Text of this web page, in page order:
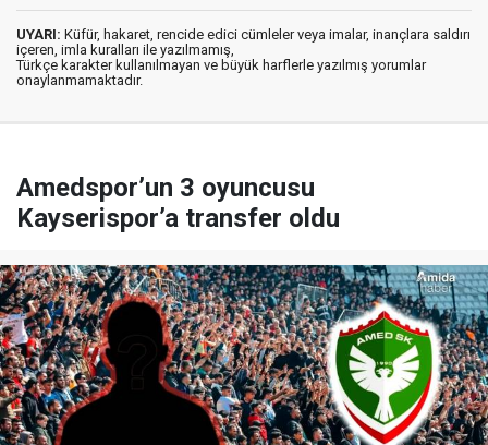
UYARI: Küfür, hakaret, rencide edici cümleler veya imalar, inançlara saldırı
içeren, imla kuralları ile yazılmamış,
Türkçe karakter kullanılmayan ve büyük harflerle yazılmış yorumlar
onaylanmamaktadır.
Amedspor’un 3 oyuncusu
Kayserispor’a transfer oldu